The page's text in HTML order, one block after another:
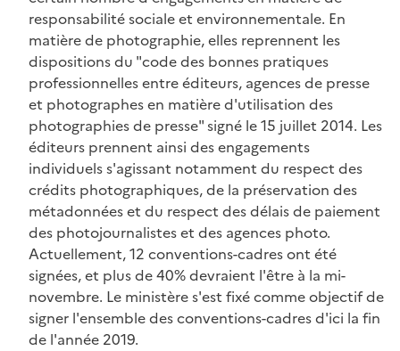
responsabilité sociale et environnementale. En
matière de photographie, elles reprennent les
dispositions du "code des bonnes pratiques
professionnelles entre éditeurs, agences de presse
et photographes en matière d'utilisation des
photographies de presse" signé le 15 juillet 2014. Les
éditeurs prennent ainsi des engagements
individuels s'agissant notamment du respect des
crédits photographiques, de la préservation des
métadonnées et du respect des délais de paiement
des photojournalistes et des agences photo.
Actuellement, 12 conventions-cadres ont été
signées, et plus de 40% devraient l'être à la mi-
novembre. Le ministère s'est fixé comme objectif de
signer l'ensemble des conventions-cadres d'ici la fin
de l'année 2019.